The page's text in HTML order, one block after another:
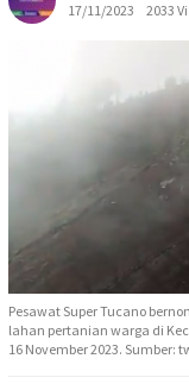
17/11/2023
2033
Pesawat Super Tucano
lahan pertanian warga di
16 November 2023. Sumber: